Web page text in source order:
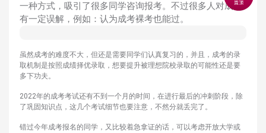
一种方式，吸引了很多同学咨询报考。不过很多人对成考
有一定误解，例如：认为成考裸考也能过。
虽然成考的难度不大，但还是需要同学们认真复习的，并且，成考的录
取机制是按照成绩择优录取，想要提升被理想院校录取的可能性还是要
多下功夫。
2022年的成考考试还有不到一个月的时间，在进行最后的冲刺阶段，除
了巩固知识点，这几个考试细节也要注意，不然分就丢完了。
错过今年成考报名的同学，又比较着急拿证的话，可以考虑开放大学或